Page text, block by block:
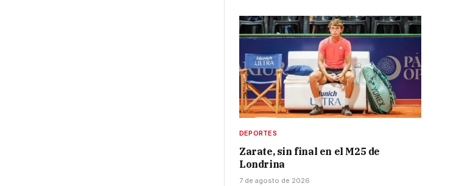
DEPORTES
Zarate, sin final en el M25 de
Londrina
7 de agosto de 2026